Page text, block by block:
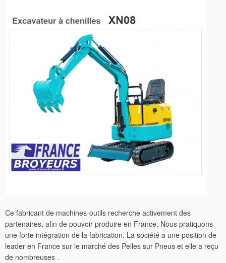
Ce fabricant de machines-outils recherche activement des
partenaires, afin de pouvoir produire en France. Nous pratiquons
une forte intégration de la fabrication. La société a une position de
leader en France sur le marché des Pelles sur Pneus et elle a reçu
de nombreuses .